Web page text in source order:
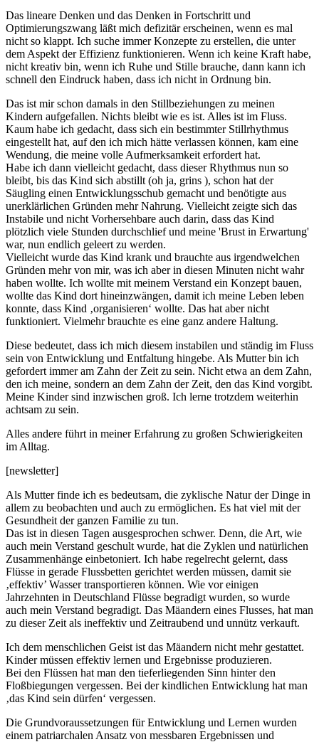
Das lineare Denken und das Denken in Fortschritt und
Optimierungszwang läßt mich defizitär erscheinen, wenn es mal
nicht so klappt. Ich suche immer Konzepte zu erstellen, die unter
dem Aspekt der Effizienz funktionieren. Wenn ich keine Kraft habe,
nicht kreativ bin, wenn ich Ruhe und Stille brauche, dann kann ich
schnell den Eindruck haben, dass ich nicht in Ordnung bin.
Das ist mir schon damals in den Stillbeziehungen zu meinen
Kindern aufgefallen. Nichts bleibt wie es ist. Alles ist im Fluss.
Kaum habe ich gedacht, dass sich ein bestimmter Stillrhythmus
eingestellt hat, auf den ich mich hätte verlassen können, kam eine
Wendung, die meine volle Aufmerksamkeit erfordert hat.
Habe ich dann vielleicht gedacht, dass dieser Rhythmus nun so
bleibt, bis das Kind sich abstillt (oh ja, grins ), schon hat der
Säugling einen Entwicklungsschub gemacht und benötigte aus
unerklärlichen Gründen mehr Nahrung. Vielleicht zeigte sich das
Instabile und nicht Vorhersehbare auch darin, dass das Kind
plötzlich viele Stunden durchschlief und meine 'Brust in Erwartung'
war, nun endlich geleert zu werden.
Vielleicht wurde das Kind krank und brauchte aus irgendwelchen
Gründen mehr von mir, was ich aber in diesen Minuten nicht wahr
haben wollte. Ich wollte mit meinem Verstand ein Konzept bauen,
wollte das Kind dort hineinzwängen, damit ich meine Leben leben
konnte, dass Kind ‚organisieren‘ wollte. Das hat aber nicht
funktioniert. Vielmehr brauchte es eine ganz andere Haltung.
Diese bedeutet, dass ich mich diesem instabilen und ständig im Fluss
sein von Entwicklung und Entfaltung hingebe. Als Mutter bin ich
gefordert immer am Zahn der Zeit zu sein. Nicht etwa an dem Zahn,
den ich meine, sondern an dem Zahn der Zeit, den das Kind vorgibt.
Meine Kinder sind inzwischen groß. Ich lerne trotzdem weiterhin
achtsam zu sein.
Alles andere führt in meiner Erfahrung zu großen Schwierigkeiten
im Alltag.
[newsletter]
Als Mutter finde ich es bedeutsam, die zyklische Natur der Dinge in
allem zu beobachten und auch zu ermöglichen. Es hat viel mit der
Gesundheit der ganzen Familie zu tun.
Das ist in diesen Tagen ausgesprochen schwer. Denn, die Art, wie
auch mein Verstand geschult wurde, hat die Zyklen und natürlichen
Zusammenhänge einbetoniert. Ich habe regelrecht gelernt, dass
Flüsse in gerade Flussbetten gerichtet werden müssen, damit sie
‚effektiv’ Wasser transportieren können. Wie vor einigen
Jahrzehnten in Deutschland Flüsse begradigt wurden, so wurde
auch mein Verstand begradigt. Das Mäandern eines Flusses, hat man
zu dieser Zeit als ineffektiv und Zeitraubend und unnütz verkauft.
Ich dem menschlichen Geist ist das Mäandern nicht mehr gestattet.
Kinder müssen effektiv lernen und Ergebnisse produzieren.
Bei den Flüssen hat man den tieferliegenden Sinn hinter den
Floßbiegungen vergessen. Bei der kindlichen Entwicklung hat man
‚das Kind sein dürfen‘ vergessen.
Die Grundvoraussetzungen für Entwicklung und Lernen wurden
einem patriarchalen Ansatz von messbaren Ergebnissen und